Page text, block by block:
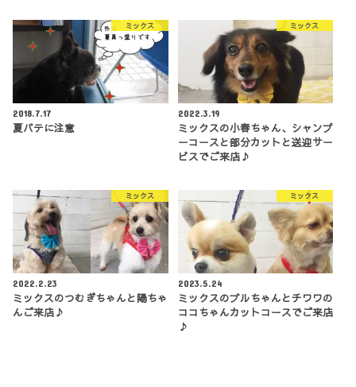
ミックス
2018.7.17
夏バテに注意
ミックス
2022.3.19
ミックスの小春ちゃん、シャンプ
ーコースと部分カットと送迎サー
ビスでご来店♪
ミックス
2022.2.23
ミックスのつむぎちゃんと陽ちゃ
んご来店♪
ミックス
2023.5.24
ミックスのブルちゃんとチワワの
ココちゃんカットコースでご来店
♪